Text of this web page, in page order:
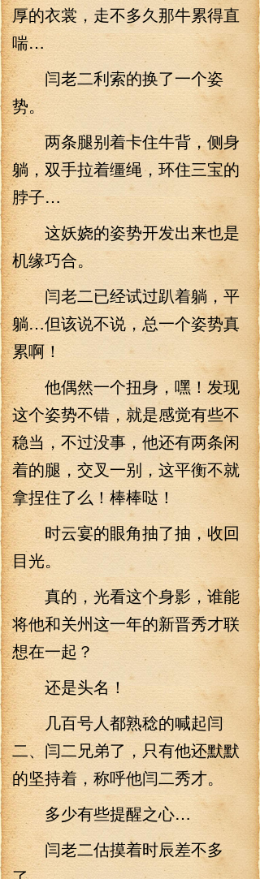
厚的衣裳，走不多久那牛累得直
喘…
闫老二利索的换了一个姿
势。
两条腿别着卡住牛背，侧身
躺，双手拉着缰绳，环住三宝的
脖子…
这妖娆的姿势开发出来也是
机缘巧合。
闫老二已经试过趴着躺，平
躺…但该说不说，总一个姿势真
累啊！
他偶然一个扭身，嘿！发现
这个姿势不错，就是感觉有些不
稳当，不过没事，他还有两条闲
着的腿，交叉一别，这平衡不就
拿捏住了么！棒棒哒！
时云宴的眼角抽了抽，收回
目光。
真的，光看这个身影，谁能
将他和关州这一年的新晋秀才联
想在一起？
还是头名！
几百号人都熟稔的喊起闫
二、闫二兄弟了，只有他还默默
的坚持着，称呼他闫二秀才。
多少有些提醒之心…
闫老二估摸着时辰差不多